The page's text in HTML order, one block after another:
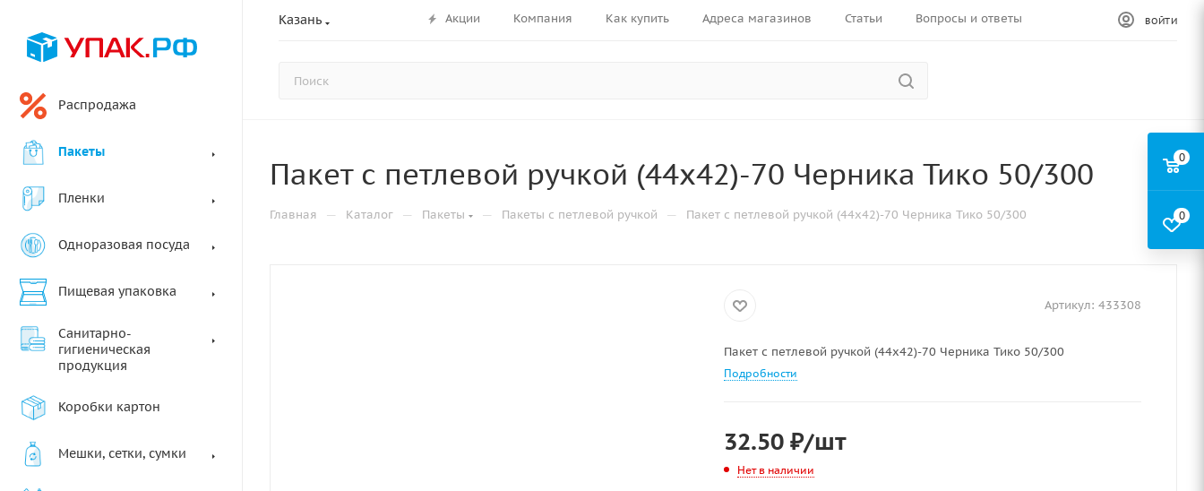
Казань Акции Компания Как купить Адреса магазинов Статьи Вопросы и ответы ВОЙТИ
Распродажа
Пакеты
Пленки
Одноразовая посуда
Пищевая упаковка
Санитарно-
гигиеническая
продукция
Коробки картон
Мешки, сетки, сумки
Пакет с петлевой ручкой (44x42)-70 Черника Тико 50/300
Главная — Каталог — Пакеты — Пакеты с петлевой ручкой — Пакет с петлевой ручкой (44x42)-70 Черника Тико 50/300
Артикул: 433308
Пакет с петлевой ручкой (44x42)-70 Черника Тико 50/300
Подробности
32.50₽/шт
Нет в наличии
0
0